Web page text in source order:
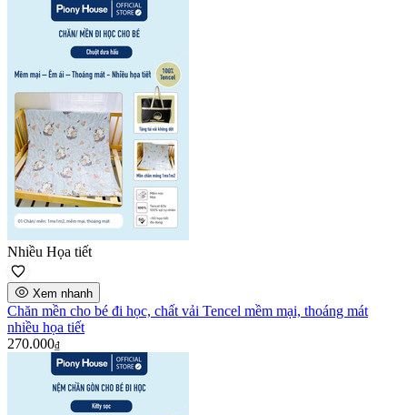
Nhiều Họa tiết
Xem nhanh
Chăn mền cho bé đi học, chất vải Tencel mềm mại, thoáng mát
nhiều họa tiết
270.000₫